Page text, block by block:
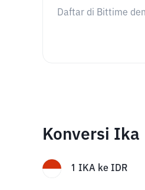
Daftar di Bittime
Konversi Ika
1 IKA ke IDR